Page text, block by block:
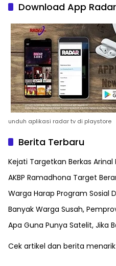
Download App
unduh aplikasi radar tv di playstore
Berita Terbaru
Kejati Targetkan Berkas
AKBP Ramadhona Target
Warga Harap Program Sosial
Banyak Warga Susah,
Apa Guna Punya Satelit, Jika
Cek artikel dan berita